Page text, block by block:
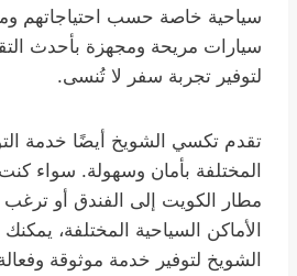
سياحية خاصة حسب احتياجاتهم
سيارات مريحة ومجهزة بأحدث
لتوفير تجربة سفر لا تُنسى.
تقدم تكسي الشويخ أيضًا خدمة
المختلفة بأمان وسهولة. سواء
مطار الكويت إلى الفندق أو ترغب
الأماكن السياحية المختلفة،
الشويخ لتوفير خدمة موثوقة